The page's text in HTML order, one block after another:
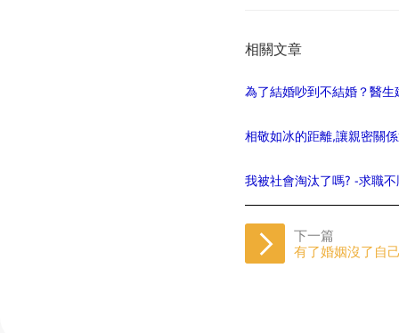
相關文章
為了結婚吵到不結婚？醫生
相敬如冰的距離,讓親密關
我被社會淘汰了嗎? -求職
下一篇
有了婚姻沒了自